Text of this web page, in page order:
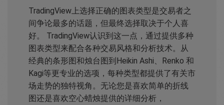
TradingView上选择正确的图表类型是交易者之
间争论最多的话题，但最终选择取决于个人喜
好。 TradingView认识到这一点，通过提供多种
图表类型来配合各种交易风格和分析技术。从
经典的条形图和烛台图到Heikin Ashi、Renko 和
Kagi等更专业的选项，每种类型都提供了有关市
场走势的独特视角。无论您是喜欢简单的折线
图还是喜欢空心蜡烛提供的详细分析，